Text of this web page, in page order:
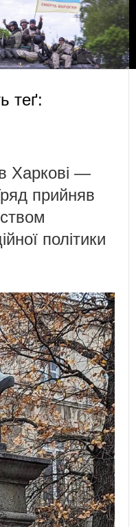
теґ:
Харкові —
прийняв
політики